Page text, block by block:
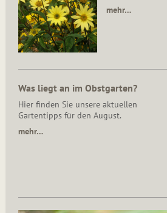
mehr…
Was liegt an im Obstgarten?
Hier finden Sie unsere aktuellen
Gartentipps für den August.
mehr…